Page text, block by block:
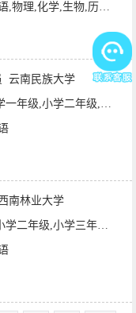
,生物,历史,地理,政治,英语四级
云南民族大学
级,小学四年级,小学五年级,小学六年级,初一,初二,初三,高一
南林业大学
学四年级,小学五年级,小学六年级,初一,初二,初三